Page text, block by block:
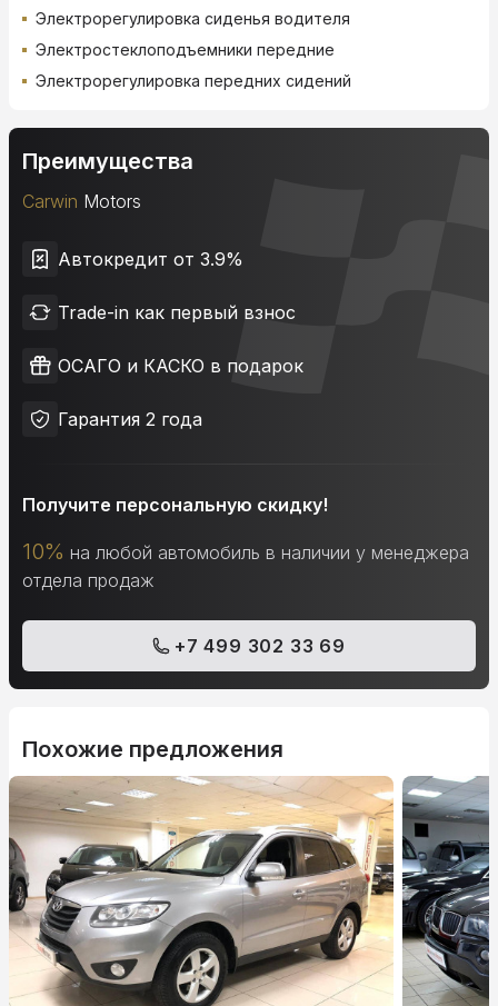
Электрорегулировка сиденья водителя
Электростеклоподъемники передние
Электрорегулировка передних сидений
Преимущества
Carwin Motors
Автокредит от 3.9%
Trade-in как первый взнос
ОСАГО и КАСКО в подарок
Гарантия 2 года
Получите персональную скидку!
10% на любой автомобиль в наличии у менеджера
отдела продаж
+7 499 302 33 69
Похожие предложения